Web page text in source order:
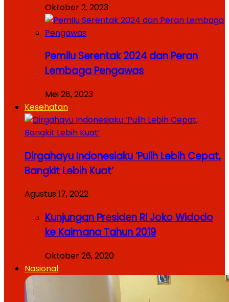
Oktober 2, 2023
Pemilu Serentak 2024 dan Peran
Lembaga Pengawas
Mei 28, 2023
Kesehatan
Dirgahayu Indonesiaku ‘Pulih Lebih Cepat,
Bangkit Lebih Kuat’
Agustus 17, 2022
Kunjungan Presiden RI Joko Widodo
ke Kaimana Tahun 2019
Oktober 26, 2020
Nasional